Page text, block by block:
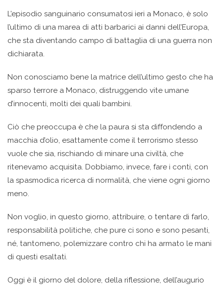
L’episodio sanguinario consumatosi ieri a Monaco, è solo
l’ultimo di una marea di atti barbarici ai danni dell’Europa,
che sta diventando campo di battaglia di una guerra non
dichiarata.
Non conosciamo bene la matrice dell’ultimo gesto che ha
sparso terrore a Monaco, distruggendo vite umane
d’innocenti, molti dei quali bambini.
Ciò che preoccupa è che la paura si sta diffondendo a
macchia d’olio, esattamente come il terrorismo stesso
vuole che sia, rischiando di minare una civiltà, che
ritenevamo acquisita. Dobbiamo, invece, fare i conti, con
la spasmodica ricerca di normalità, che viene ogni giorno
meno.
Non voglio, in questo giorno, attribuire, o tentare di farlo,
responsabilità politiche, che pure ci sono e sono pesanti,
né, tantomeno, polemizzare contro chi ha armato le mani
di questi esaltati.
Oggi è il giorno del dolore, della riflessione, dell’augurio